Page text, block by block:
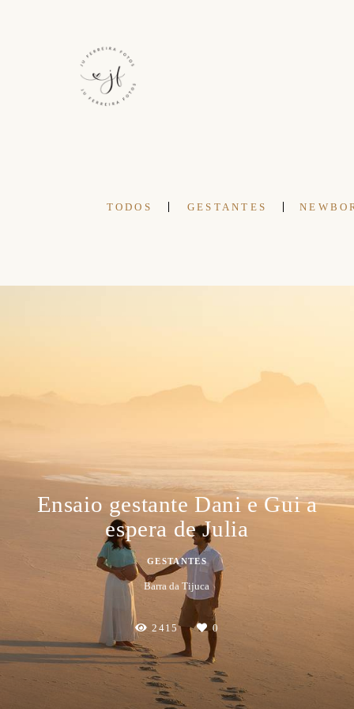
TODOS GESTANTES
Ensaio gestante Dani e Gui a
espera de Julia
GESTANTES
Barra da Tijuca
2415 0